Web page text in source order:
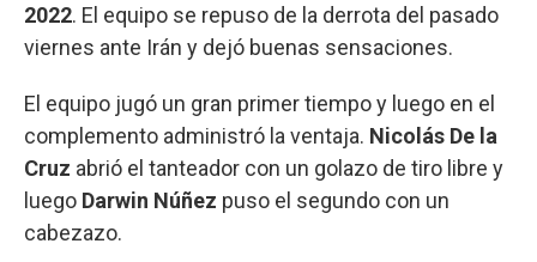
2022. El equipo se repuso de la derrota del pasado
viernes ante Irán y dejó buenas sensaciones.
El equipo jugó un gran primer tiempo y luego en el
complemento administró la ventaja. Nicolás De la
Cruz abrió el tanteador con un golazo de tiro libre y
luego Darwin Núñez puso el segundo con un
cabezazo.